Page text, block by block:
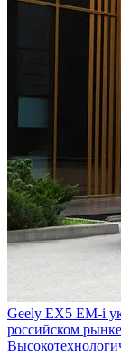
Geely EX5 EM-i
российском